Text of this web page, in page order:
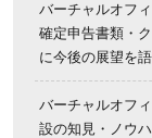
バーチャルオフ
確定申告書類・
に今後の展望を
バーチャルオフ
設の知見・ノウ